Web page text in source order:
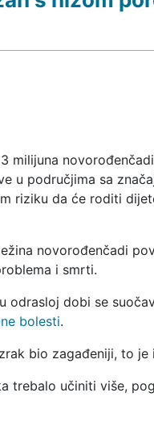
milijuna novorođenčadi
u područjima sa
riziku da će roditi
novorođenčadi
i smrti.
odrasloj dobi se
bolesti.
bio zagađeniji, to
trebalo učiniti više,